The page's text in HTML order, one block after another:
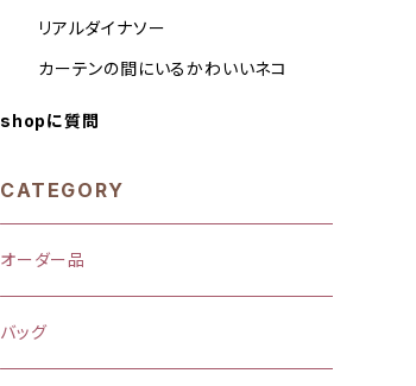
リアルダイナソー
カーテンの間にいるかわいいネコ
shopに質問
CATEGORY
オーダー品
バッグ